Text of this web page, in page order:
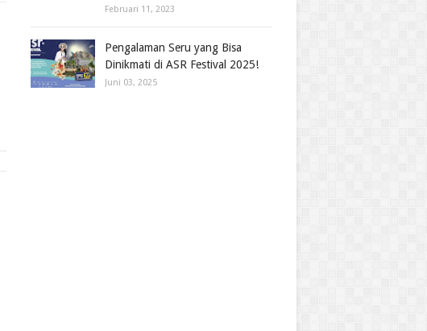
Februari 11, 2023
Pengalaman Seru yang Bisa
Dinikmati di ASR Festival 2025!
Juni 03, 2025